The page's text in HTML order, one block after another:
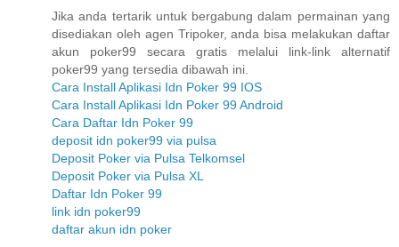
Jika anda tertarik untuk bergabung dalam permainan yang
disediakan oleh agen Tripoker, anda bisa melakukan daftar
akun poker99 secara gratis melalui link-link alternatif
poker99 yang tersedia dibawah ini.
Cara Install Aplikasi Idn Poker 99 IOS
Cara Install Aplikasi Idn Poker 99 Android
Cara Daftar Idn Poker 99
deposit idn poker99 via pulsa
Deposit Poker via Pulsa Telkomsel
Deposit Poker via Pulsa XL
Daftar Idn Poker 99
link idn poker99
daftar akun idn poker